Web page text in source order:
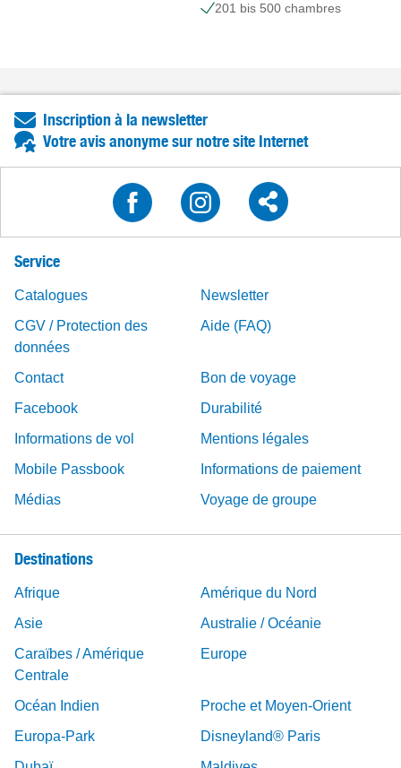
201 bis 500 chambres
Inscription à la newsletter
Votre avis anonyme sur notre site Internet
Service
Catalogues
Newsletter
CGV / Protection des
données
Aide (FAQ)
Contact
Bon de voyage
Facebook
Durabilité
Informations de vol
Mentions légales
Mobile Passbook
Informations de paiement
Médias
Voyage de groupe
Destinations
Afrique
Amérique du Nord
Asie
Australie / Océanie
Caraïbes / Amérique
Centrale
Europe
Océan Indien
Proche et Moyen-Orient
Europa-Park
Disneyland® Paris